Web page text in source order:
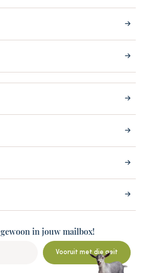
gewoon in jouw mailbox!
Vooruit met die geit